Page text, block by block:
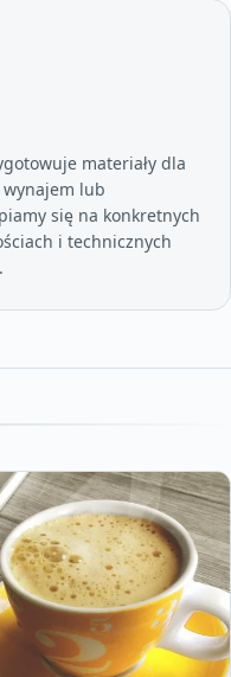
materiały dla
lub
się na konkretnych
i technicznych